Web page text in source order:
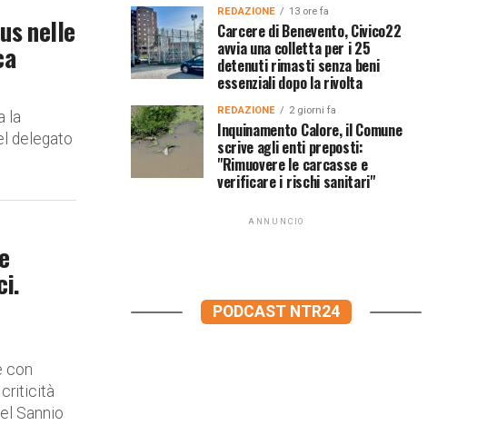
nelle
la
delegato
con
criticità
Sannio
REDAZIONE 13 ore fa
Carcere di Benevento, Civico22
avvia una colletta per i 25
detenuti rimasti senza beni
essenziali dopo la rivolta
REDAZIONE 2 giorni fa
Inquinamento Calore, il Comune
scrive agli enti preposti:
"Rimuovere le carcasse e
verificare i rischi sanitari"
ANNUNCIO
PODCAST NTR24